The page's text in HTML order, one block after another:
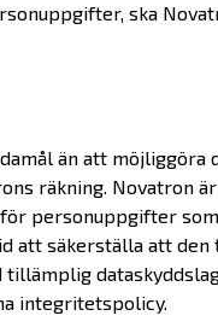
ska
än att möjliggöra
räkning. Novatron
personuppgifter
att säkerställa att
integritetspolicy.